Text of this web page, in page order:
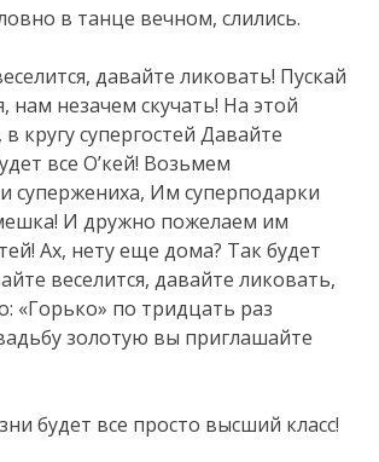
в танце вечном, слились.
давайте ликовать! Пускай
нам незачем скучать! На этой
кругу супергостей Давайте
все О’кей! Возьмем
супержениха, Им суперподарки
И дружно пожелаем им
Ах, нету еще дома? Так будет
веселится, давайте ликовать,
«Горько» по тридцать раз
золотую вы приглашайте
будет все просто высший класс!